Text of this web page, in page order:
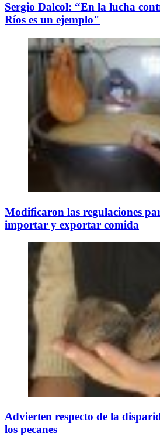
Sergio Dalcol: “En la lucha
Ríos es un ejemplo"
Modificaron las regulaciones
importar y exportar comida
Advierten respecto de la
los pecanes